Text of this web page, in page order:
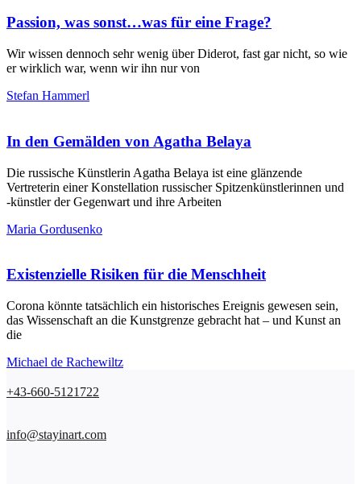
Passion, was sonst…was für eine Frage?
Wir wissen dennoch sehr wenig über Diderot, fast gar nicht, so wie
er wirklich war, wenn wir ihn nur von
Stefan Hammerl
In den Gemälden von Agatha Belaya
Die russische Künstlerin Agatha Belaya ist eine glänzende
Vertreterin einer Konstellation russischer Spitzenkünstlerinnen und
‑künstler der Gegenwart und ihre Arbeiten
Maria Gordusenko
Existenzielle Risiken für die Menschheit
Corona könnte tatsächlich ein historisches Ereignis gewesen sein,
das Wissenschaft an die Kunstgrenze gebracht hat – und Kunst an
die
Michael de Rachewiltz
+43-660-5121722
info@stayinart.com